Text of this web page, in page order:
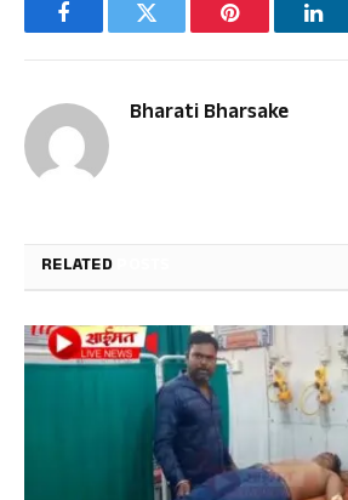
FacebookTwitter Pinterest
Bharati Bharsake
RELATED